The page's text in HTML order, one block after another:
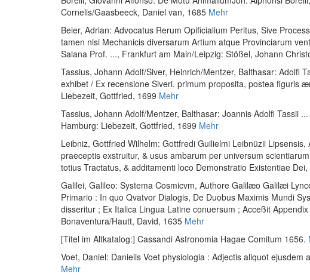
Cornelis/Gaasbeeck, Daniel van, 1685 Mehr
Beier, Adrian: Advocatus Rerum Opificialium Peritus, Sive
tamen nisi Mechanicis diversarum Artium atque Provinciarum
Salana Prof. ..., Frankfurt am Main/Leipzig: Stößel, Johann
Tassius, Johann Adolf/Siver, Heinrich/Mentzer, Balthasar: Adolfi
exhibet / Ex recensione Siveri. primum proposita, postea figuris
Liebezeit, Gottfried, 1699 Mehr
Tassius, Johann Adolf/Mentzer, Balthasar: Joannis Adolfi Tassii
Hamburg: Liebezeit, Gottfried, 1699 Mehr
Leibniz, Gottfried Wilhelm: Gottfredi Guilielmi Leibnüzii
praeceptis exstruitur, & usus ambarum per universum
totius Tractatus, & additamenti loco Demonstratio Existentiae
Galilei, Galileo: Systema Cosmicvm, Authore Galilæo Galilæi
Primario : In quo Qvatvor Dialogis, De Duobus Maximis Mundi
disseritur ; Ex Italica Lingua Latine conuersum ; Acceßit
Bonaventura/Hautt, David, 1635 Mehr
[Titel im Altkatalog:] Cassandi Astronomia Hagae Comitum 1656.
Voet, Daniel: Danielis Voet physiologia : Adjectis aliquot
Mehr